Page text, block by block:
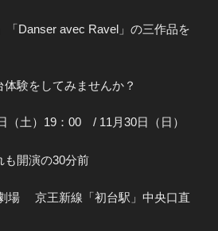
「Danser avec Ravel」の三作品を
験をしてみませんか？
（土）19：00 / 11月30日（日）
演の30分前
場 京王新線「初台駅」中央口直